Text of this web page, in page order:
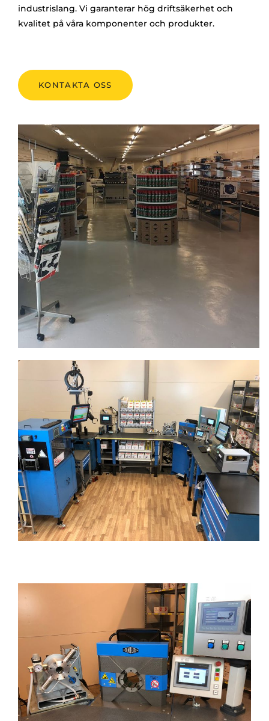
industrislang. Vi garanterar hög driftsäkerhet och
kvalitet på våra komponenter och produkter.
KONTAKTA OSS